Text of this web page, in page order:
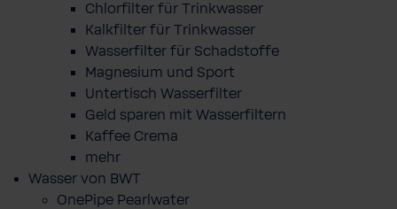
Chlorfilter für Trinkwasser
Kalkfilter für Trinkwasser
Wasserfilter für Schadstoffe
Magnesium und Sport
Untertisch Wasserfilter
Geld sparen mit Wasserfiltern
Kaffee Crema
mehr
Wasser von BWT
OnePipe Pearlwater